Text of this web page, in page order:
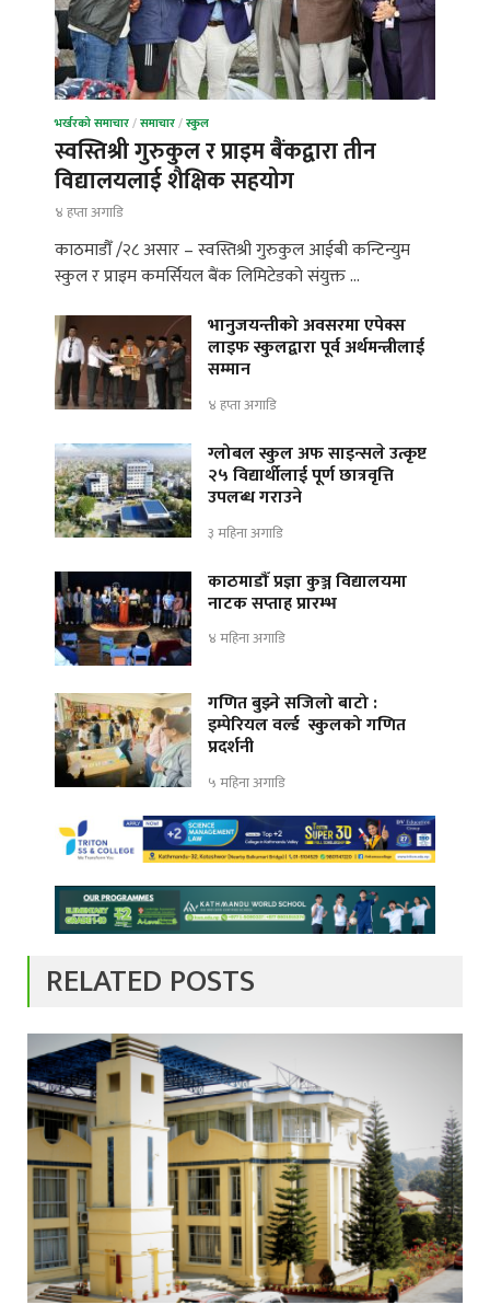
भर्खरको समाचार/समाचार/स्कुल
स्वस्तिश्री गुरुकुल र प्राइम बैंकद्वारा तीन
विद्यालयलाई शैक्षिक सहयोग
४ हप्ता अगाडि
काठमाडौँ /२८ असार – स्वस्तिश्री गुरुकुल आईबी कन्टिन्युम
स्कुल र प्राइम कमर्सियल बैंक लिमिटेडको संयुक्त …
भानुजयन्तीको अवसरमा एपेक्स
लाइफ स्कुलद्वारा पूर्व अर्थमन्त्रीलाई
सम्मान
४ हप्ता अगाडि
ग्लोबल स्कुल अफ साइन्सले उत्कृष्ट
२५ विद्यार्थीलाई पूर्ण छात्रवृत्ति
उपलब्ध गराउने
३ महिना अगाडि
काठमाडौँ प्रज्ञा कुञ्ज विद्यालयमा
नाटक सप्ताह प्रारम्भ
४ महिना अगाडि
गणित बुझ्ने सजिलो बाटो :
इम्पेरियल वर्ल्ड स्कुलको गणित
प्रदर्शनी
५ महिना अगाडि
RELATED POSTS